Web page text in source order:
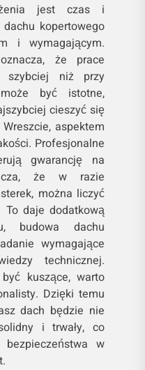
jest czas i
kopertowego
i wymagającym.
że prace
szybciej niż przy
być istotne,
cieszyć się
aspektem
Profesjonalne
gwarancję na
że w razie
można liczyć
daje dodatkową
budowa dachu
wymagające
technicznej.
kuszące, warto
Dzięki temu
dach będzie nie
i trwały, co
w